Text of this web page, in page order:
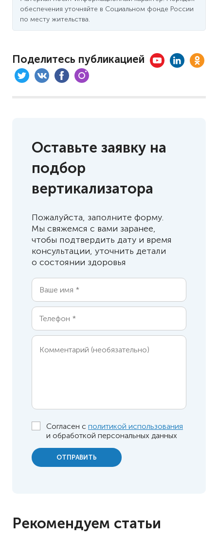
обеспечения уточняйте в Социальном фонде России
по месту жительства.
Поделитесь публикацией
Оставьте заявку на
подбор
вертикализатора
Пожалуйста, заполните форму.
Мы свяжемся с вами заранее,
чтобы подтвердить дату и время
консультации, уточнить детали
о состоянии здоровья
Согласен с политикой использования
и обработкой персональных данных
ОТПРАВИТЬ
Рекомендуем статьи